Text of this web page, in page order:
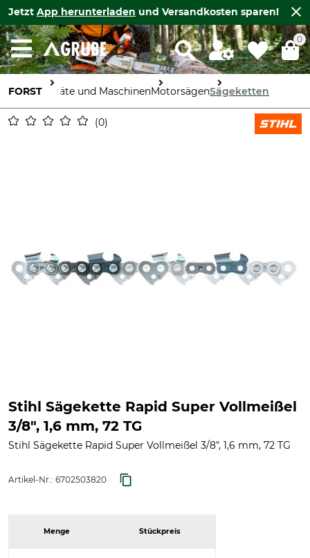
Jetzt App herunterladen und Versandkosten sparen!
0
FORST Geräte und MaschinenMotorsägenSägeketten
0
Stihl Sägekette Rapid Super Vollmeißel
3/8", 1,6 mm, 72 TG
Stihl Sägekette Rapid Super Vollmeißel 3/8", 1,6 mm, 72 TG
Artikel-Nr.: 6702503820
Menge Stückpreis